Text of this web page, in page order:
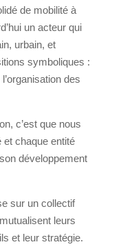
de mobilité à
un acteur qui
urbain, et
symboliques :
des
c’est que nous
et chaque entité
développement
sur un collectif
leurs
et leur stratégie.